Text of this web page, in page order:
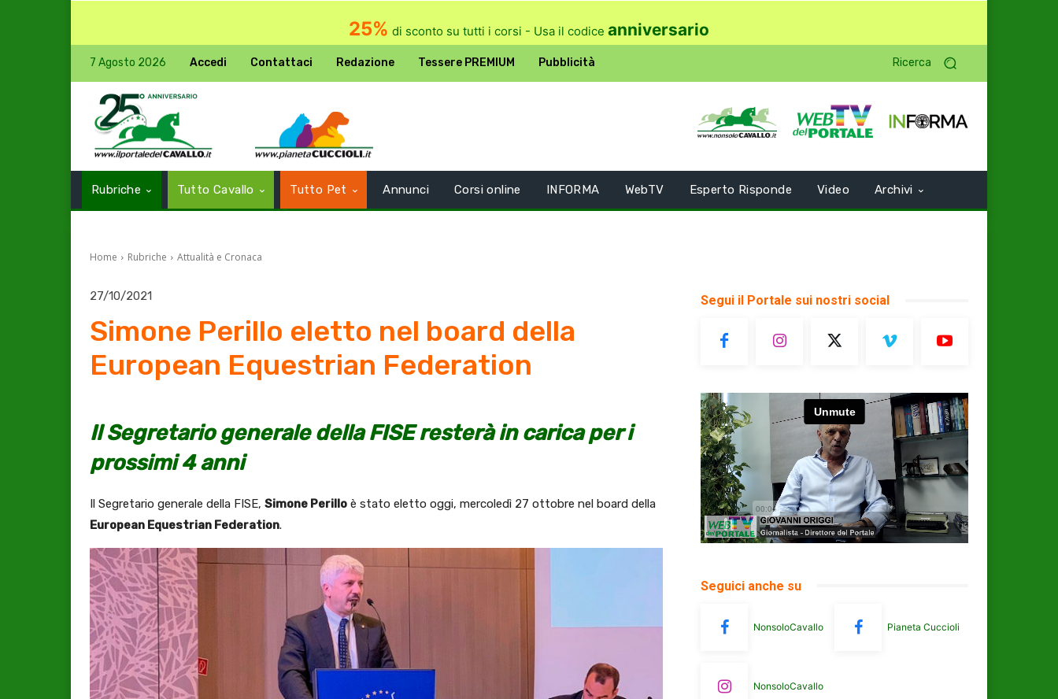
25% di sconto su tutti i corsi - Usa il codice anniversario
7 Agosto 2026 Accedi Contattaci Redazione Tessere PREMIUM Pubblicità Ricerca
Rubriche Tutto Cavallo Tutto Pet Annunci Corsi online INFORMA WebTV Esperto Risponde Video Archivi
Home Rubriche Attualità e Cronaca
27/10/2021
Simone Perillo eletto nel board della
European Equestrian Federation
Il Segretario generale della FISE resterà in carica per i
prossimi 4 anni
Il Segretario generale della FISE, Simone Perillo è stato eletto oggi, mercoledì 27 ottobre nel board della
European Equestrian Federation.
Segui il Portale sui nostri social
Seguici anche su
NonsoloCavallo Pianeta Cuccioli
NonsoloCavallo